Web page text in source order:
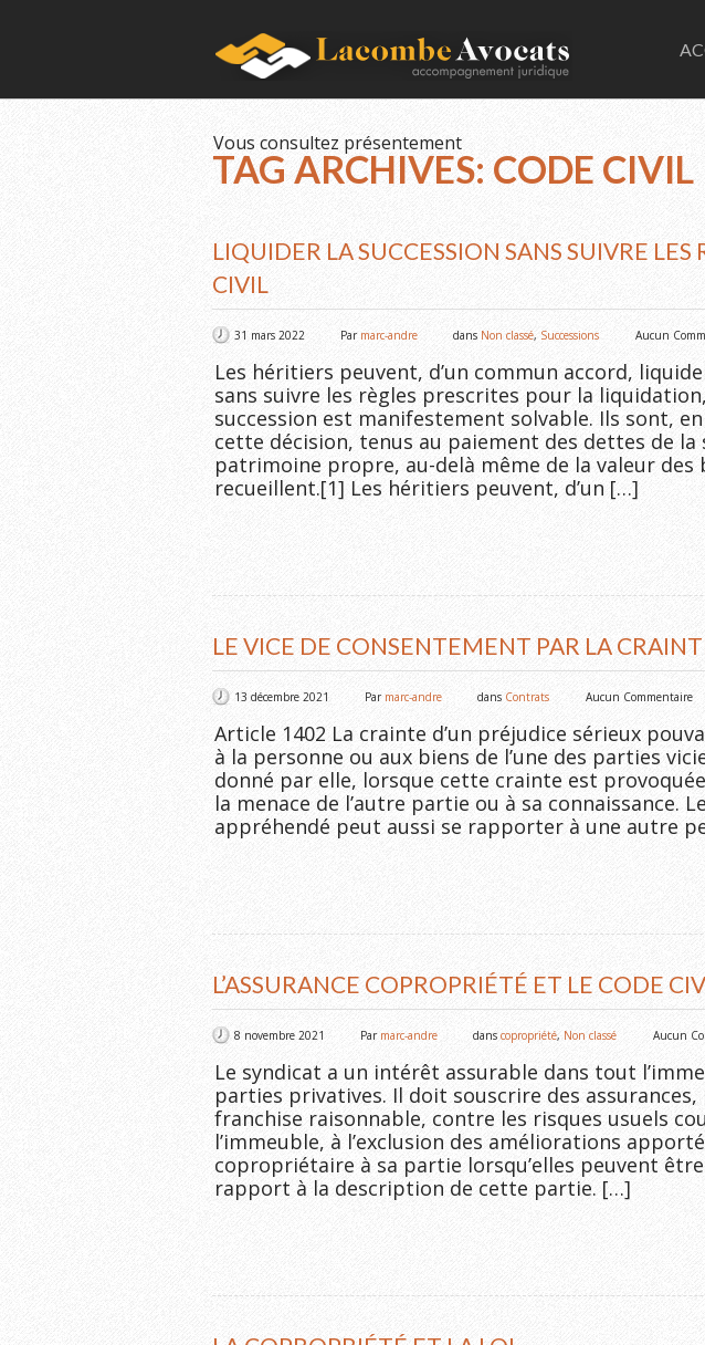
Vous consultez présentement
TAG ARCHIVES: CODE CIVIL
LIQUIDER LA SUCCESSION SANS SUIVRE LES
CIVIL
31 mars 2022 Par marc-andre dans Non classé, Successions Aucun
Les héritiers peuvent, d’un commun accord,
sans suivre les règles prescrites pour la
succession est manifestement solvable. Ils sont,
cette décision, tenus au paiement des dettes de la
patrimoine propre, au-delà même de la valeur des
recueillent.[1] Les héritiers peuvent, d’un […]
LE VICE DE CONSENTEMENT PAR LA
13 décembre 2021 Par marc-andre dans Contrats Aucun Commentaire
Article 1402 La crainte d’un préjudice sérieux
à la personne ou aux biens de l’une des parties
donné par elle, lorsque cette crainte est
la menace de l’autre partie ou à sa connaissance.
appréhendé peut aussi se rapporter à une autre
L’ASSURANCE COPROPRIÉTÉ ET LE CODE
8 novembre 2021 Par marc-andre dans copropriété, Non classé Aucun
Le syndicat a un intérêt assurable dans tout
parties privatives. Il doit souscrire des
franchise raisonnable, contre les risques usuels
l’immeuble, à l’exclusion des améliorations
copropriétaire à sa partie lorsqu’elles peuvent
rapport à la description de cette partie. […]